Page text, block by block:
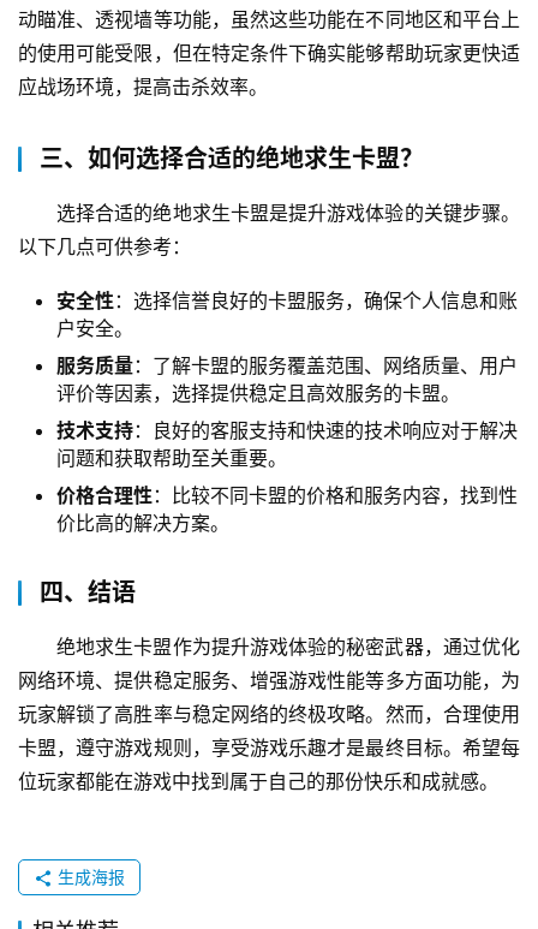
动瞄准、透视墙等功能，虽然这些功能在不同地区和平台上
的使用可能受限，但在特定条件下确实能够帮助玩家更快适
应战场环境，提高击杀效率。
三、如何选择合适的绝地求生卡盟？
选择合适的绝地求生卡盟是提升游戏体验的关键步骤。
以下几点可供参考：
安全性：选择信誉良好的卡盟服务，确保个人信息和账
户安全。
服务质量：了解卡盟的服务覆盖范围、网络质量、用户
评价等因素，选择提供稳定且高效服务的卡盟。
技术支持：良好的客服支持和快速的技术响应对于解决
问题和获取帮助至关重要。
价格合理性：比较不同卡盟的价格和服务内容，找到性
价比高的解决方案。
四、结语
绝地求生卡盟作为提升游戏体验的秘密武器，通过优化
网络环境、提供稳定服务、增强游戏性能等多方面功能，为
玩家解锁了高胜率与稳定网络的终极攻略。然而，合理使用
卡盟，遵守游戏规则，享受游戏乐趣才是最终目标。希望每
位玩家都能在游戏中找到属于自己的那份快乐和成就感。
生成海报